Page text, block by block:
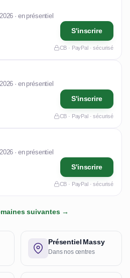
· en présentiel
S'inscrire
CB · PayPal · sécurisé
· en présentiel
S'inscrire
CB · PayPal · sécurisé
· en présentiel
S'inscrire
CB · PayPal · sécurisé
suivantes →
Présentiel Massy
Dans nos centres